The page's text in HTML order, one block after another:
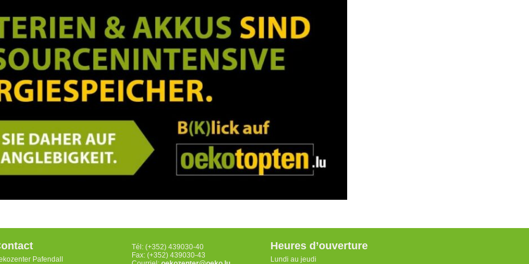
Pafendall
Tél: (+352) 439030-40
Fax: (+352) 439030-43
Heures d’ouverture
Lundi au jeudi